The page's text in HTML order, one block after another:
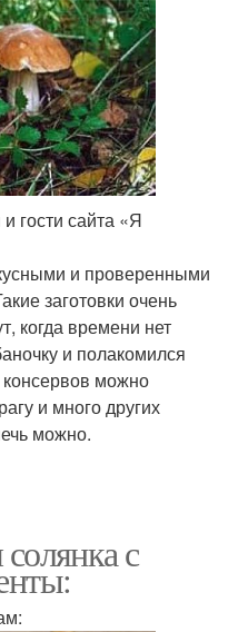
гости сайта «Я
и проверенными
заготовки очень
когда времени нет
и полакомился
консервов можно
и много других
можно.
с